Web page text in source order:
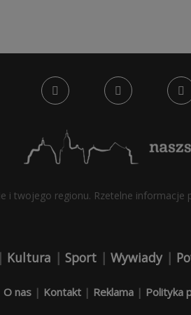
i twojego regionu. Rzetelne
| Kultura | Sport | Wywiady|
O nas | Kontakt | Reklama | Polityka